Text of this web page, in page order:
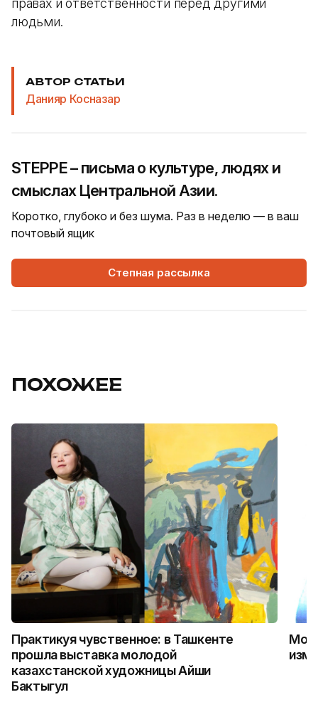
людьми.
АВТОР СТАТЬИ
Данияр Косназар
STEPPE – письма о культуре, людях и
смыслах Центральной Азии.
Коротко, глубоко и без шума. Раз в неделю — в ваш
почтовый ящик
Степная рассылка
ПОХОЖЕЕ
Практикуя чувственное: в Ташкенте
прошла выставка молодой
казахстанской художницы Айши
Бактыгул